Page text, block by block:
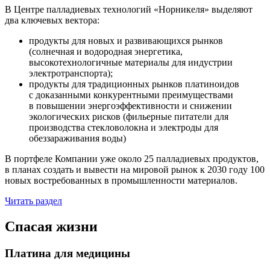
В Центре палладиевых технологий «Норникеля» выделяют
два ключевых вектора:
продукты для новых и развивающихся рынков
(солнечная и водородная энергетика,
высокотехнологичные материалы для индустрии
электротранспорта);
продукты для традиционных рынков платиноидов
с доказанными конкурентными преимуществами
в повышении энергоэффективности и снижении
экологических рисков (фильерные питатели для
производства стекловолокна и электроды для
обеззараживания воды)
В портфеле Компании уже около 25 палладиевых продуктов,
в планах создать и вывести на мировой рынок к 2030 году 100
новых востребованных в промышленности материалов.
Читать раздел
Спасая жизни
Платина для медицины